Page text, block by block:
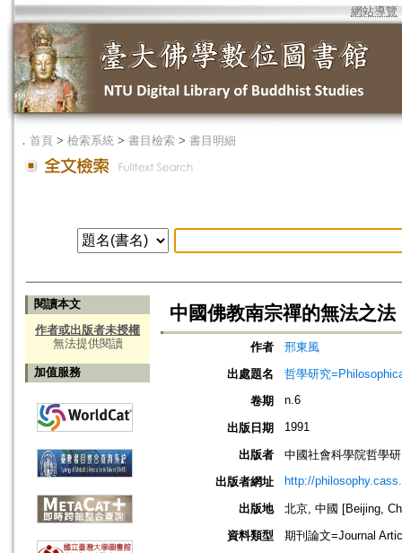
網站導覽
． 首頁 > 檢索系統 > 書目檢索 > 書目明細
閱讀本文
作者或出版者未授權
無法提供閱讀
加值服務
中國佛教南宗禪的無法之法
作者
邢東風
出處題名
哲學研究
卷期
n.6
出版日期 1991
出版者
中國社會科學院哲學
出版者網址
http://
出版地
北京, 中國 [Beijing,
資料類型
期刊論文=Journal